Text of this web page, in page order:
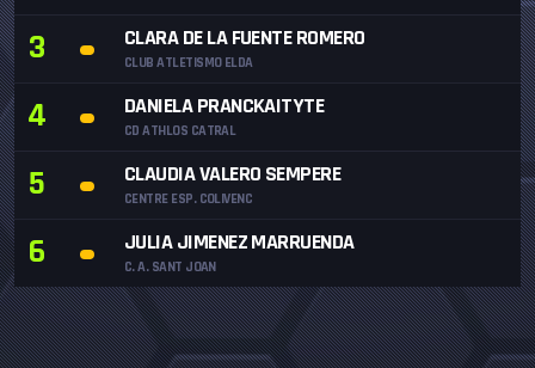
3 CLARA DE LA FUENTE ROMERO
CLUB ATLETISMO ELDA
4 DANIELA PRANCKAITYTE
CD ATHLOS CATRAL
5 CLAUDIA VALERO SEMPERE
CENTRE ESP. COLIVENC
6 JULIA JIMENEZ MARRUENDA
C. A. SANT JOAN